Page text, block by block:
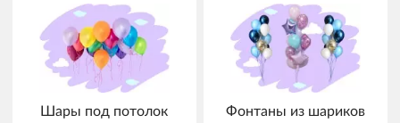
Шары под потолок Фонтаны из шариков